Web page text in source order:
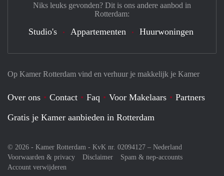
Op Kamer Rotterdam vind en verhuur je makkelijk je Kamer
Over ons Contact Faq Voor Makelaars
Partners
Gratis je Kamer aanbieden in Rotterdam
© 2026 - Kamer Rotterdam - KvK nr. 02094127 – Nederland
Voorwaarden & privacy
Disclaimer
Spam & nep-accounts
Account verwijderen
Niks leuks gevonden? Dit is ons andere aanbod in
Rotterdam:
Studio's Appartementen Huurwoningen